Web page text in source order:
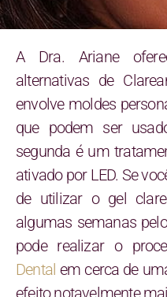
A Dra. Ariane
alternativas de
envolve moldes
que podem ser
segunda é um
ativado por LED. Se
de utilizar o gel
algumas semanas
pode realizar o
Dental em cerca de